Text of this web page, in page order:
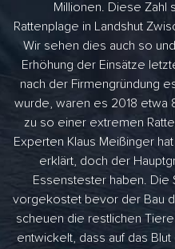
Millionen. Diese Zahl
Rattenplage in Landshut
Wir sehen dies auch so
Erhöhung der Einsätze
nach der Firmengründung
wurde, waren es 2018 etwa
zu so einer extremen
Experten Klaus Meißinger
erklärt, doch der
Essenstester haben. Die
vorgekostet bevor der Bau
scheuen die restlichen
entwickelt, dass auf das